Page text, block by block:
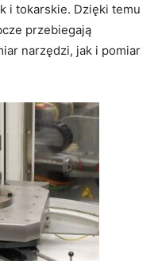
i tokarskie. Dzięki temu
przebiegają
narzędzi, jak i pomiar